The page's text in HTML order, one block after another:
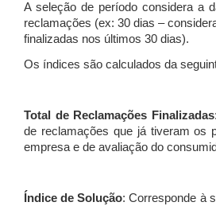
A seleção de período considera a
reclamações (ex: 30 dias –
finalizadas nos últimos 30 dias).
Os índices são calculados da
Total de Reclamações Finalizadas
de reclamações que já tiveram os
empresa e de avaliação do
Índice de Solução: Corresponde à